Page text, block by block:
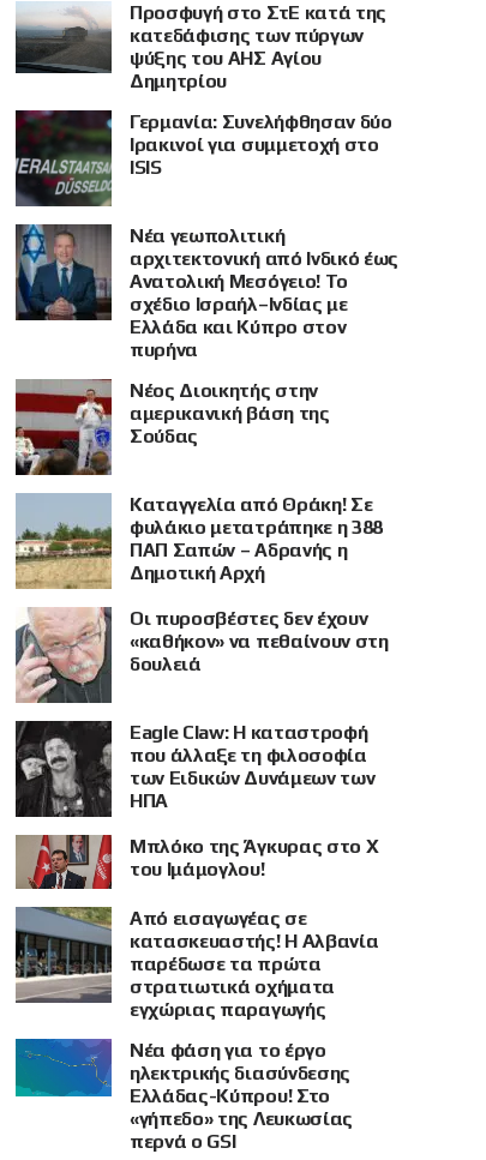
Προσφυγή στο ΣτΕ κατά της
κατεδάφισης των πύργων
ψύξης του ΑΗΣ Αγίου
Δημητρίου
Γερμανία: Συνελήφθησαν δύο
Ιρακινοί για συμμετοχή στο
ISIS
Νέα γεωπολιτική
αρχιτεκτονική από Ινδικό έως
Ανατολική Μεσόγειο! Το
σχέδιο Ισραήλ–Ινδίας με
Ελλάδα και Κύπρο στον
πυρήνα
Νέος Διοικητής στην
αμερικανική βάση της
Σούδας
Καταγγελία από Θράκη! Σε
φυλάκιο μετατράπηκε η 388
ΠΑΠ Σαπών – Αδρανής η
Δημοτική Αρχή
Οι πυροσβέστες δεν έχουν
«καθήκον» να πεθαίνουν στη
δουλειά
Eagle Claw: Η καταστροφή
που άλλαξε τη φιλοσοφία
των Ειδικών Δυνάμεων των
ΗΠΑ
Μπλόκο της Άγκυρας στο X
του Ιμάμογλου!
Από εισαγωγέας σε
κατασκευαστής! Η Αλβανία
παρέδωσε τα πρώτα
στρατιωτικά οχήματα
εγχώριας παραγωγής
Νέα φάση για το έργο
ηλεκτρικής διασύνδεσης
Ελλάδας-Κύπρου! Στο
«γήπεδο» της Λευκωσίας
περνά ο GSI